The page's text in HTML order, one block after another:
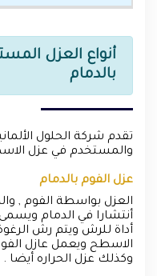
أنواع العزل
بالدمام
تقدم شركة الحلول
والمستخدم في عزل
عزل الفوم بالدمام
العزل بواسطة الفوم ,
أنتشارا في الدمام
أداة للرش ويتم رش
الاسطح ويعمل عازل
وكذلك عزل الحراره أيضا .